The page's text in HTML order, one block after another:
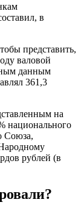
в
представить,
валовой
данным
361,3
на
национального
Союза,
рублей (в